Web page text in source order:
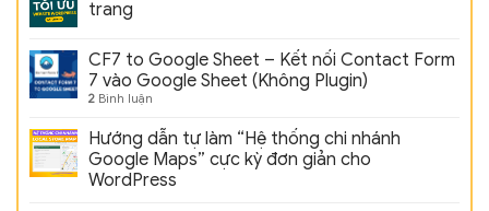
trang
CF7 to Google Sheet – Kết nối Contact Form
7 vào Google Sheet (Không Plugin)
2 Bình luận
Hướng dẫn tự làm “Hệ thống chi nhánh
Google Maps” cực kỳ đơn giản cho
WordPress